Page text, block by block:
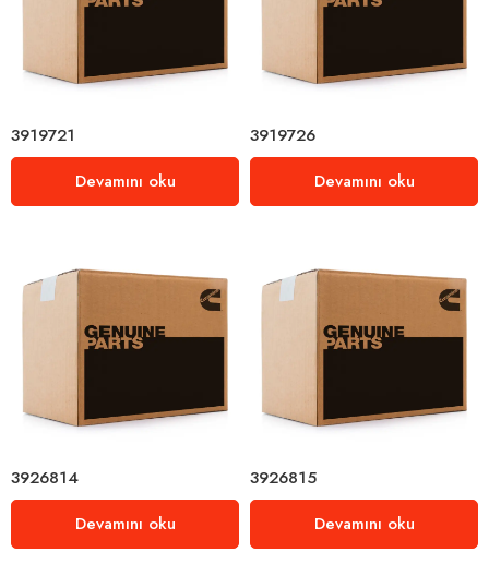
3919721
Devamını oku
3919726
Devamını oku
3926814
Devamını oku
3926815
Devamını oku